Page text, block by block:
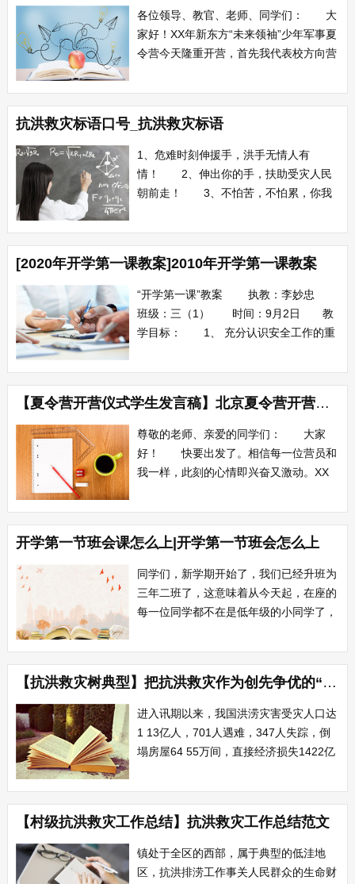
水平。 一、抓好教育，筑牢反腐倡
廉的思想...
各位领导、教官、老师、同学们： 大
家好！XX年新东方“未来领袖”少年军事夏
令营今天隆重开营，首先我代表校方向营
务的部队官兵,各位工作人员表示最衷心
的感谢。 新东方教育与盛世龙腾口才
培训机构、福建师范大学人民武装学院强
强联手打造“三位一体”的学习模式，全面
围...
抗洪救灾标语口号_抗洪救灾标语
1、危难时刻伸援手，洪手无情人有
情！ 2、伸出你的手，扶助受灾人民
朝前走！ 3、不怕苦，不怕累，你我
在抗洪救灾的前列！ 5、积极行动起
来，向受灾人民伸出援助之手！ 6、
抗洪救灾，匹夫有责；齐心合力，度过难
关！ 7、参与抗洪救灾是我们义不容
辞的责任！...
[2020年开学第一课教案]2010年开学第一课教案
“开学第一课”教案 执教：李妙忠
班级：三（1） 时间：9月2日 教
学目标： 1、 充分认识安全工作的重
注意人身安全，饮食安全，交通安全等习
惯。 3、 进行预防甲型h1n1流感教
育。 教学过程： 一、 导入：列
举出生活中的安全事例。如火...
【夏令营开营仪式学生发言稿】北京夏令营开营仪式发言稿
尊敬的老师、亲爱的同学们： 大家
好！ 快要出发了。相信每一位营员和
我一样，此刻的心情即兴奋又激动。XX
XX年，北京又将是全世界瞩目的焦点，
它将迎来我们祖国辉煌60年的盛大庆典。
再过两三天，我们就要去踏访庄严神圣的
天安门广场，亲身感受瞻仰天下第一旗的
豪情壮...
开学第一节班会课怎么上|开学第一节班会怎么上
同学们，新学期开始了，我们已经升班为
三年二班了，这意味着从今天起，在座的
每一位同学都不在是低年级的小同学了，
大姐姐学习，同时还要多帮助、多照顾低
年级的小弟弟、小妹妹们，你们能做到
吗？ 三年级是小学阶段最重要的一
年，无论在学习上还是生活中的要求都要
发生很大变化...
【抗洪救灾树典型】把抗洪救灾作为创先争优的“试金石”
进入讯期以来，我国洪涝灾害受灾人口达
1 13亿人，701人遇难，347人失踪，倒
塌房屋64 55万间，直接经济损失1422亿
组织和党员要以创先争优的动力激发抗洪
救灾的斗志，以抗洪救灾的实际行动投入
到创先争优活动中，用抗洪救灾的胜利来
检验创先争优的成效，做到在抗...
【村级抗洪救灾工作总结】抗洪救灾工作总结范文
镇处于全区的西部，属于典型的低洼地
区，抗洪排涝工作事关人民群众的生命财